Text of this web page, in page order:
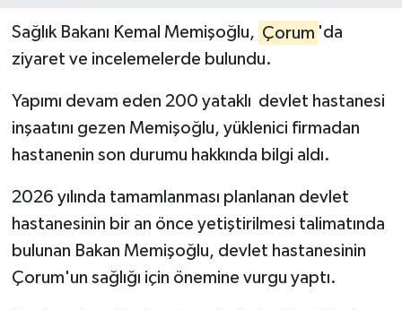
Sağlık Bakanı Kemal Memişoğlu, Çorum 'da
ziyaret ve incelemelerde bulundu.
Yapımı devam eden 200 yataklı devlet hastanesi
inşaatını gezen Memişoğlu, yüklenici firmadan
hastanenin son durumu hakkında bilgi aldı.
2026 yılında tamamlanması planlanan devlet
hastanesinin bir an önce yetiştirilmesi talimatında
bulunan Bakan Memişoğlu, devlet hastanesinin
Çorum'un sağlığı için önemine vurgu yaptı.